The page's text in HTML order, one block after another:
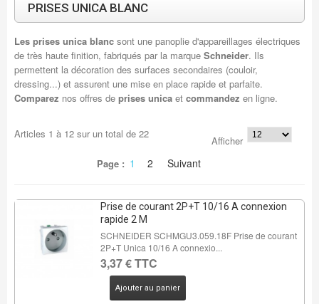
PRISES UNICA BLANC
Les prises unica blancsont une panoplie d'appareillages électriques
de très haute finition, fabriqués par la marque Schneider. Ils
permettent la décoration des surfaces secondaires (couloir,
dressing...) et assurent une mise en place rapide et parfaite.
Comparez nos offres de prises unica et commandez en ligne.
Articles 1 à 12sur un total de 22
Afficher
Page : 1 2 Suivant
Prise de courant 2P+T 10/16 A connexion
rapide 2 M
SCHNEIDER SCHMGU3.059.18F Prise de courant
2P+T Unica 10/16 A connexio...
3,37 € TTC
Ajouter au panier